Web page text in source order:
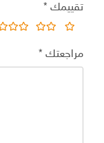
تقييمك*
مراجعتك*